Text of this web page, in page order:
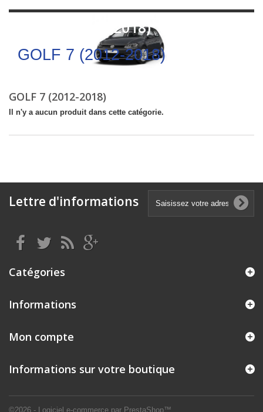
GOLF 7 (2012-2018)
GOLF 7 (2012-2018)
GOLF 7 (2012-2018)
Il n'y a aucun produit dans cette catégorie.
Lettre d'informations
Catégories
Informations
©2026 - Logiciel e-commerce par PrestaShop™
Mon compte
Informations sur votre boutique